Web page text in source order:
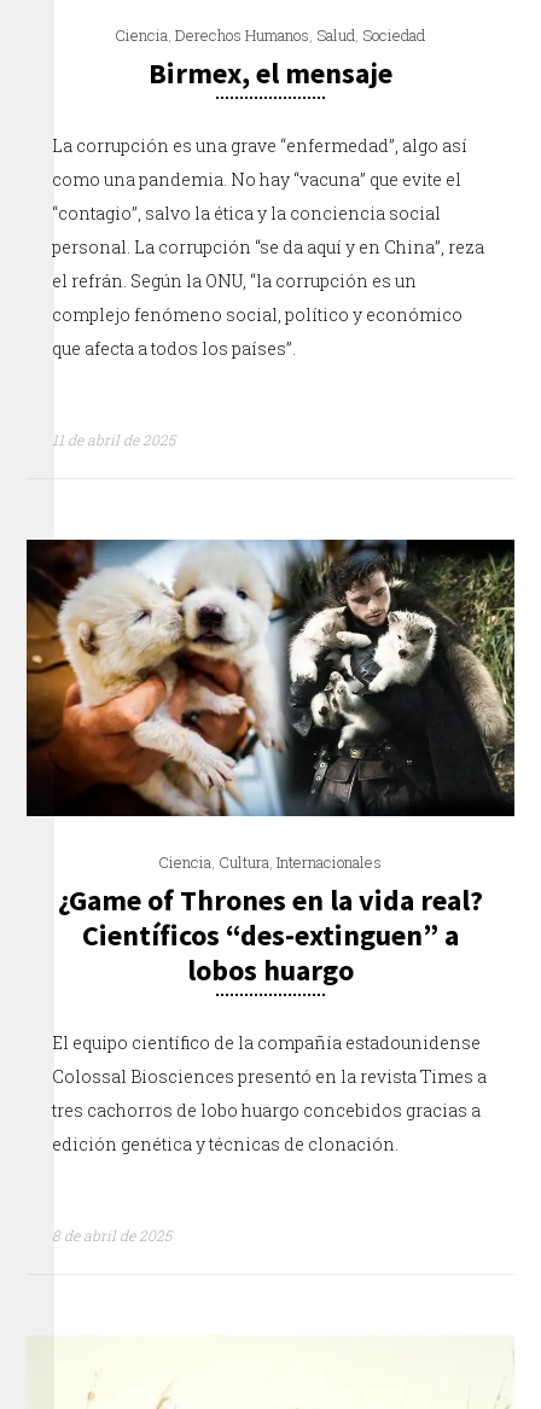
Ciencia,Derechos Humanos, Salud, Sociedad
Birmex, el mensaje
La corrupción es una grave “enfermedad”, algo así
como una pandemia. No hay “vacuna” que evite el
“contagio”, salvo la ética y la conciencia social
personal. La corrupción “se da aquí y en China”, reza
el refrán. Según la ONU, “la corrupción es un
complejo fenómeno social, político y económico
que afecta a todos los países”.
11 de abril de 2025
Ciencia, Cultura,Internacionales
¿Game of Thrones en la vida real?
Científicos “des-extinguen” a
lobos huargo
El equipo científico de la compañía estadounidense
Colossal Biosciences presentó en la revista Times a
tres cachorros de lobo huargo concebidos gracias a
edición genética y técnicas de clonación.
8 de abril de 2025